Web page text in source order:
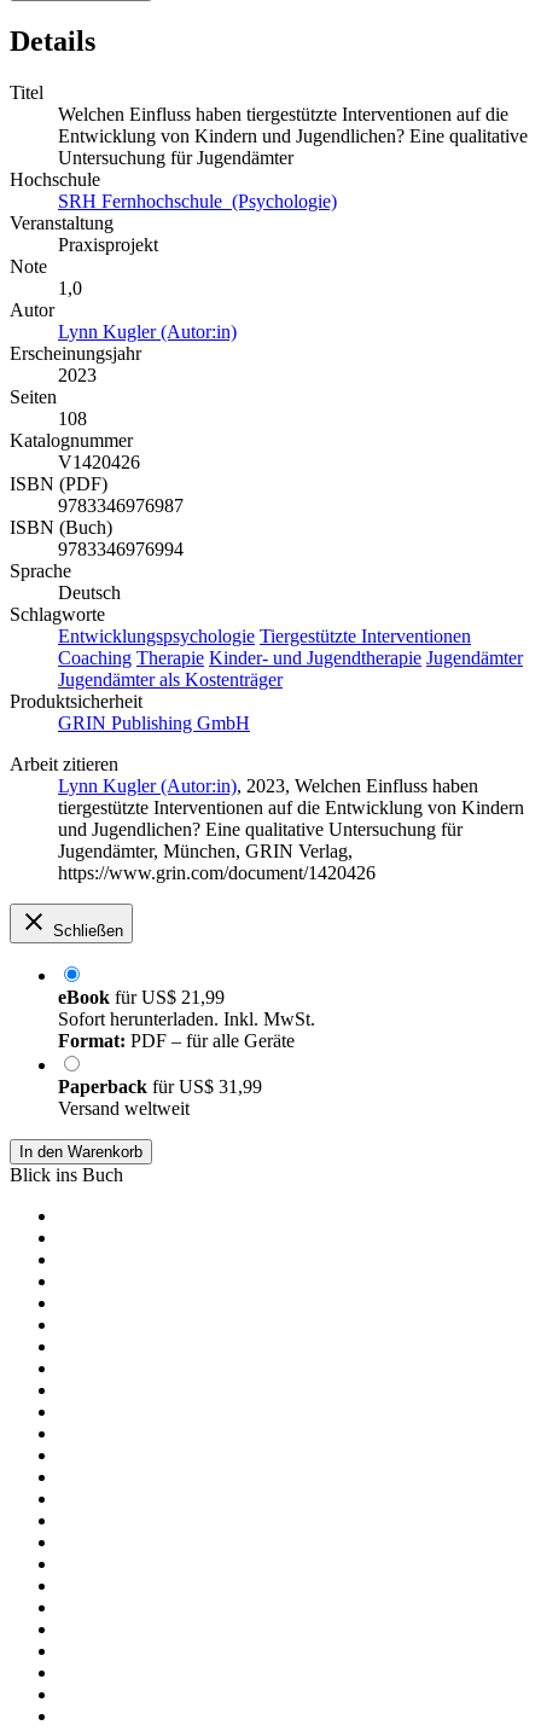
Details
Titel
Welchen Einfluss haben tiergestützte Interventionen auf die
Entwicklung von Kindern und Jugendlichen? Eine qualitative
Untersuchung für Jugendämter
Hochschule
SRH Fernhochschule (Psychologie)
Veranstaltung
Praxisprojekt
Note
1,0
Autor
Lynn Kugler (Autor:in)
Erscheinungsjahr
2023
Seiten
108
Katalognummer
V1420426
ISBN (PDF)
9783346976987
ISBN (Buch)
9783346976994
Sprache
Deutsch
Schlagworte
Entwicklungspsychologie Tiergestützte Interventionen
Coaching Therapie Kinder- und Jugendtherapie Jugendämter
Jugendämter als Kostenträger
Produktsicherheit
GRIN Publishing GmbH
Arbeit zitieren
Lynn Kugler (Autor:in), 2023, Welchen Einfluss haben
tiergestützte Interventionen auf die Entwicklung von Kindern
und Jugendlichen? Eine qualitative Untersuchung für
Jugendämter, München, GRIN Verlag,
https://www.grin.com/document/1420426
Schließen
eBook fürUS$ 21,99
Sofort herunterladen. Inkl. MwSt.
Format: PDF – für alle Geräte
Paperback fürUS$ 31,99
Versand weltweit
In den Warenkorb
Blick ins Buch